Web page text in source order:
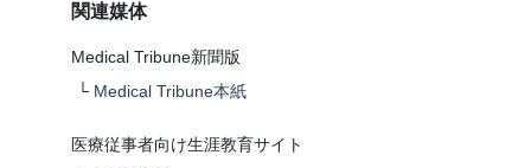
関連媒体
Medical Tribune新聞版
└ Medical Tribune本紙
医療従事者向け生涯教育サイト